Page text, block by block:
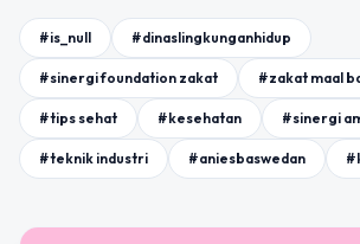
#is_null #dinaslingkunganhidup
#sinergi foundation zakat #zakat maal
#tips sehat #kesehatan #sinergi
#teknik industri #aniesbaswedan